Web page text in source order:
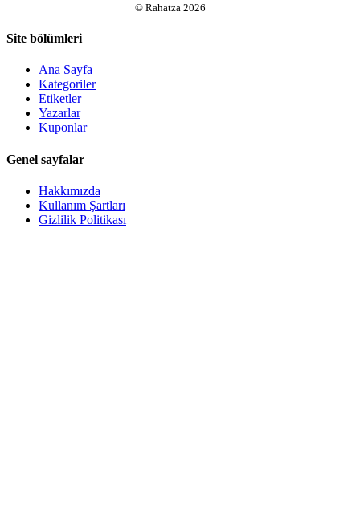
© Rahatza 2026
Site bölümleri
Ana Sayfa
Kategoriler
Etiketler
Yazarlar
Kuponlar
Genel sayfalar
Hakkımızda
Kullanım Şartları
Gizlilik Politikası